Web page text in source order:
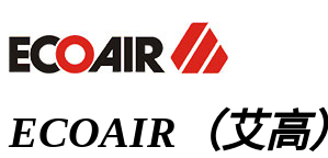
ECOAIR（艾高